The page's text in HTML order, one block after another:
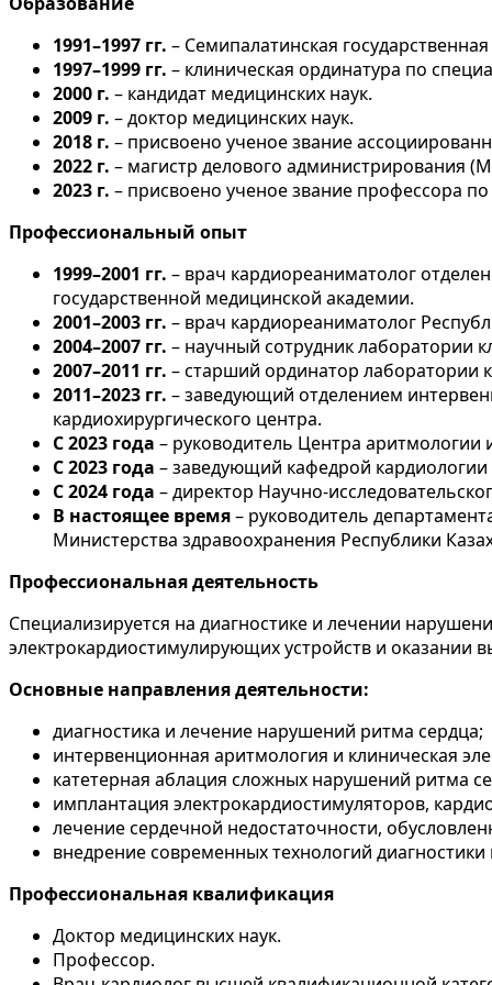
1991–1997 гг. – Семипалатинская
1997–1999 гг. – клиническая ординатура по
2000 г. – кандидат медицинских наук.
2009 г. – доктор медицинских наук.
2018 г. – присвоено ученое звание
2022 г. – магистр делового администрирования
2023 г. – присвоено ученое звание профессора
Профессиональный опыт
1999–2001 гг. – врач кардиореаниматолог
государственной медицинской академии.
2001–2003 гг. – врач кардиореаниматолог
2004–2007 гг. – научный сотрудник лаборатории
2007–2011 гг. – старший ординатор лаборатории
2011–2023 гг. – заведующий отделением
кардиохирургического центра.
С 2023 года – руководитель Центра
С 2023 года – заведующий кафедрой кардиологии
С 2024 года – директор Научно-
В настоящее время– руководитель
Министерства здравоохранения Республики
Профессиональная деятельность
Специализируется на диагностике и лечении
электрокардиостимулирующих устройств и
Основные направления деятельности:
диагностика и лечение нарушений ритма сердца;
интервенционная аритмология и клиническая
катетерная аблация сложных нарушений ритма
имплантация электрокардиостимуляторов,
лечение сердечной недостаточности,
внедрение современных технологий
Профессиональная квалификация
Доктор медицинских наук.
Профессор.